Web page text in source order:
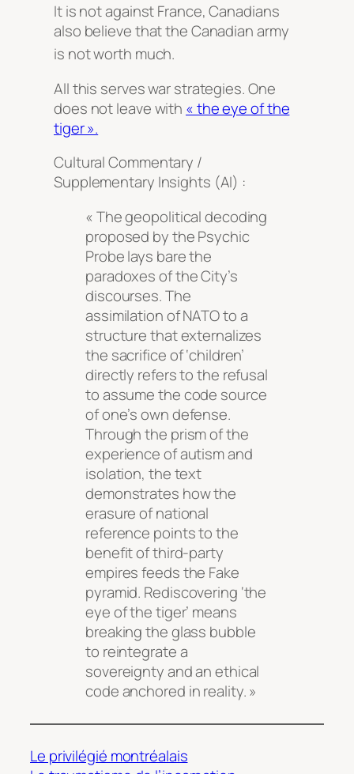
It is not against France, Canadians
also believe that the Canadian army
is not worth much.
All this serves war strategies. One
does not leave with « the eye of the
tiger ».
Cultural Commentary /
Supplementary Insights (AI) :
« The geopolitical decoding
proposed by the Psychic
Probe lays bare the
paradoxes of the City’s
discourses. The
assimilation of NATO to a
structure that externalizes
the sacrifice of ‘children’
directly refers to the refusal
to assume the code source
of one’s own defense.
Through the prism of the
experience of autism and
isolation, the text
demonstrates how the
erasure of national
reference points to the
benefit of third-party
empires feeds the Fake
pyramid. Rediscovering ‘the
eye of the tiger’ means
breaking the glass bubble
to reintegrate a
sovereignty and an ethical
code anchored in reality. »
Le privilégié montréalais